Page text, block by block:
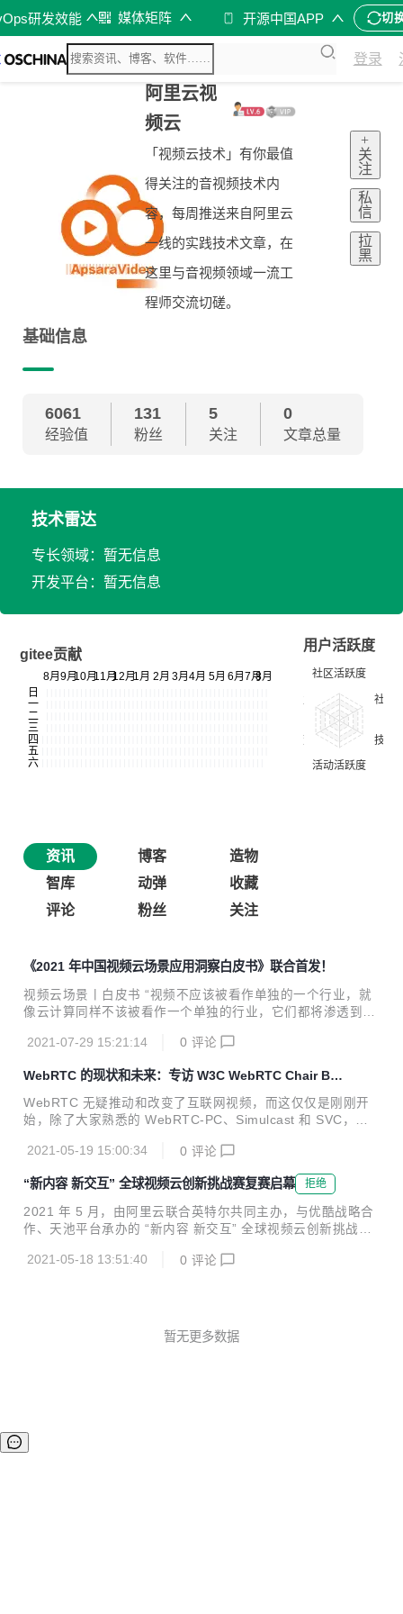
研发效能 媒体矩阵 开源中国APP 切
登录
阿里云视
频云
「视频云技术」有你最值
得关注的音视频技术内
容，每周推送来自阿里云
一线的实践技术文章，在
这里与音视频领域一流工
程师交流切磋。
+
关
注
私
信
拉
黑
基础信息
6061
经验值
131
粉丝
5
关注
0
文章总量
技术雷达
专长领域：暂无信息
开发平台：暂无信息
gitee贡献
用户活跃度
资讯 博客
造物
智库
动弹
收藏
评论
粉丝 关注
《2021 年中国视频云场景应用洞察白皮书》联合首发！
视频云场景丨白皮书 “视频不应该被看作单独的一个行业，就
像云计算同样不该被看作一个单独的行业，它们都将渗透到各
10 的 Imagine 阿里云视频云全景创新峰会上，讲到的云上视
多行业产生深度关联，阿里云视频云一直着力于以技术创造新
商业价值，就此，融合艾瑞咨询的前瞻洞察与阿里云视频云的
实践探索，联合研究发布视频云赛道首个场景洞察报告 ——
悉产业的需求与供给，剖析视频云技术的关键环节，判断未来
2021-07-29 15:21:14 0 评论
WebRTC 的现状和未来：专访 W3C WebRTC Chair Ber
nard Aboba
WebRTC 无疑推动和改变了互联网视频，而这仅仅是刚刚开
始，除了大家熟悉的 WebRTC-PC、Simulcast 和 SVC，有
ebTransport、WebCodecs、AV1、E2EE、SFrame、ML 等
等，这篇文章详细介绍了未来的 WebRTC-NV，不容错过。
说明： 本文为阿里云视频云翻译的技术文章 原文标题：Web
RTC Today & Tomorrow: Interview with W3C WebRTC Ch
air Bernard Aboba 原文链接：https://webrtchacks.com/we
2021-05-19 15:00:34 0 评论
“新内容 新交互” 全球视频云创新挑战赛复赛启幕 拒绝
2021 年 5 月，由阿里云联合英特尔共同主办，与优酷战略合
作、天池平台承办的 “新内容 新交互” 全球视频云创新挑战赛
从全球 23 个国家的 4600 余支参赛队伍中脱颖而出，进入到
题，以期打造中国的 “CVPR 竞赛”；而应用创新赛道，则鼓励
2021-05-18 13:51:40 0 评论
暂无更多数据